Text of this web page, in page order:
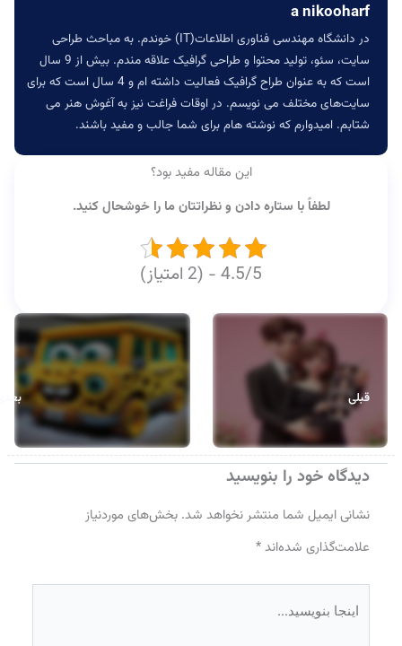
a nikooharf
در دانشگاه مهندسی فناوری اطلاعات(IT) خوندم. به مباحث طراحی
سایت، سئو، تولید محتوا و طراحی گرافیک علاقه مندم. بیش از 9 سال
است که به عنوان طراح گرافیک فعالیت داشته ام و 4 سال است که برای
سایت‌های مختلف می نویسم. در اوقات فراغت نیز به آغوش هنر می
شتابم. امیدوارم که نوشته هام برای شما جالب و مفید باشند.
این مقاله مفید بود؟
لطفاً با ستاره دادن و نظراتتان ما را خوشحال کنید.
4.5/5 - (2 امتیاز)
قبلی بعدی
دیدگاه‌ خود را بنویسید
نشانی ایمیل شما منتشر نخواهد شد. بخش‌های موردنیاز
علامت‌گذاری شده‌اند*